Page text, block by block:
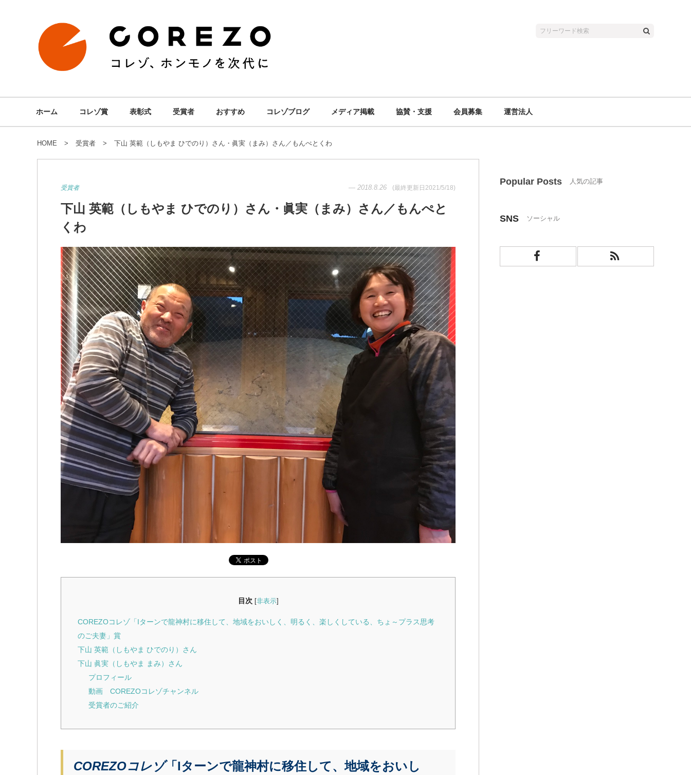
ホーム コレゾ賞 表彰式 受賞者 おすすめ コレゾブログ メディア掲載 協賛・支援 会員募集 運営法人
HOME 受賞者 下山 英範（しもやま ひでのり）さん・眞実（まみ）さん／もんぺとくわ
受賞者 — 2018.8.26 (最終更新日 2021/5/18)
下山 英範（しもやま ひでのり）さん・眞実（まみ）さん／もんぺと
くわ
目次 [非表示]
COREZOコレゾ「Iターンで龍神村に移住して、地域をおいしく、明るく、楽しくしている、ちょ～プラス思考
のご夫妻」賞
下山 英範（しもやま ひでのり）さん
下山 眞実（しもやま まみ）さん
プロフィール
動画 COREZOコレゾチャンネル
受賞者のご紹介
COREZOコレゾ「Iターンで龍神村に移住して、地域をおいし
Popular Posts
SNS